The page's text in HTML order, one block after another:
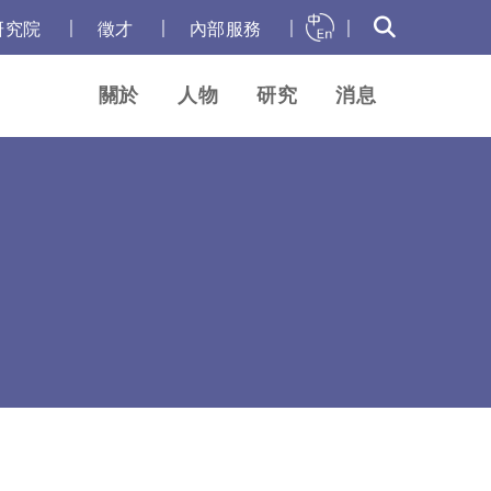
究院 徵才 內部服務
關於 人物 研究 消息